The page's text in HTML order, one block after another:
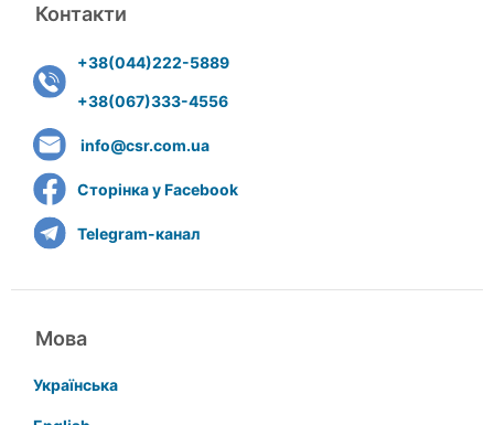
Контакти
+38(044)222-5889
+38(067)333-4556
info@csr.com.ua
Сторінка у Facebook
Telegram-канал
Мова
Українська